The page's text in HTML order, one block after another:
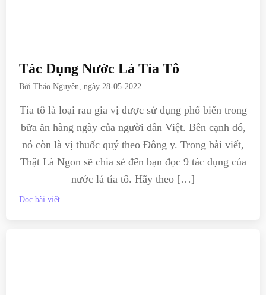
Tác Dụng Nước Lá Tía Tô
BởiThảo Nguyên , ngày 28-05-2022
Tía tô là loại rau gia vị được sử dụng phổ biến trong
bữa ăn hàng ngày của người dân Việt. Bên cạnh đó,
nó còn là vị thuốc quý theo Đông y. Trong bài viết,
Thật Là Ngon sẽ chia sẻ đến bạn đọc 9 tác dụng của
nước lá tía tô. Hãy theo […]
Đọc bài viết